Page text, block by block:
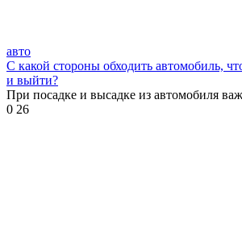
авто
С какой стороны обходить автомобиль,
и выйти?
При посадке и высадке из автомобиля
0 26